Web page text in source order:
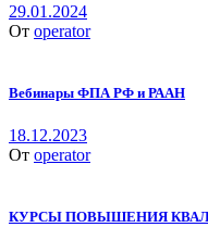
29.01.2024
От operator
Вебинары ФПА РФ и РААН
18.12.2023
От operator
КУРСЫ ПОВЫШЕНИЯ